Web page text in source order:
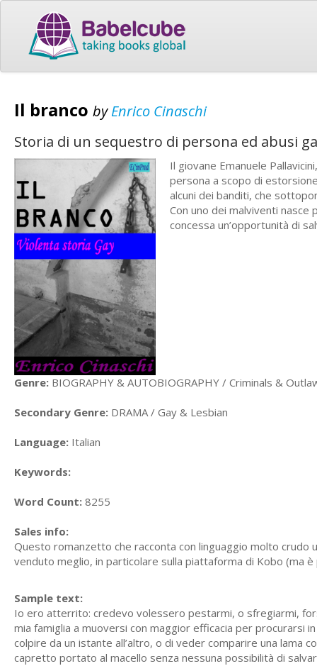
Il branco byEnrico Cinaschi
Storia di un sequestro di persona ed abusi
Il giovane Emanuele
persona a scopo di
alcuni dei banditi, che
Con uno dei malviventi
concessa un’opportunità di
Genre: BIOGRAPHY & AUTOBIOGRAPHY / Criminals &
Secondary Genre: DRAMA / Gay & Lesbian
Language: Italian
Keywords:
Word Count: 8255
Sales info:
Questo romanzetto che racconta con linguaggio molto crudo
venduto meglio, in particolare sulla piattaforma di Kobo (ma
Sample text:
Io ero atterrito: credevo volessero pestarmi, o sfregiarmi,
mia famiglia a muoversi con maggior efficacia per procurarsi
colpire da un istante all’altro, o di veder comparire una lama
capretto portato al macello senza nessuna possibilità di